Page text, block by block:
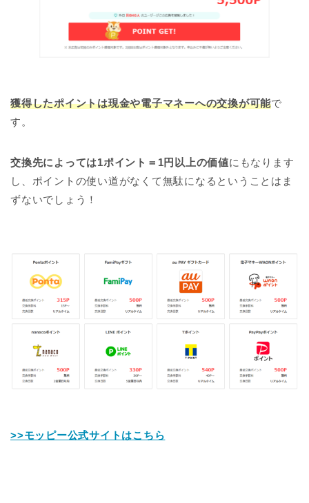
獲得したポイントは現金や電子マネーへの交換が可能で
す。
交換先によっては1ポイント＝1円以上の価値にもなります
し、ポイントの使い道がなくて無駄になるということはま
ずないでしょう！
>>モッピー公式サイトはこちら